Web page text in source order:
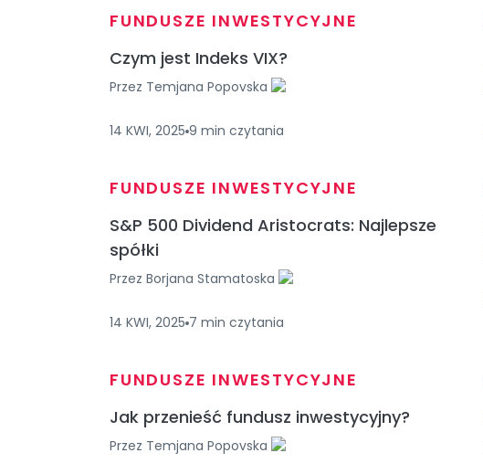
FUNDUSZE INWESTYCYJNE
Czym jest Indeks VIX?
Przez Temjana Popovska
14 KWI, 2025 9 min czytania
FUNDUSZE INWESTYCYJNE
S&P 500 Dividend Aristocrats: Najlepsze
spółki
Przez Borjana Stamatoska
14 KWI, 2025 7 min czytania
FUNDUSZE INWESTYCYJNE
Jak przenieść fundusz inwestycyjny?
Przez Temjana Popovska